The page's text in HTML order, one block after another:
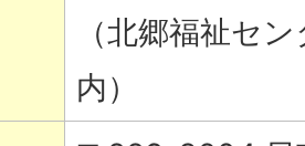
（北郷福祉セ
内）